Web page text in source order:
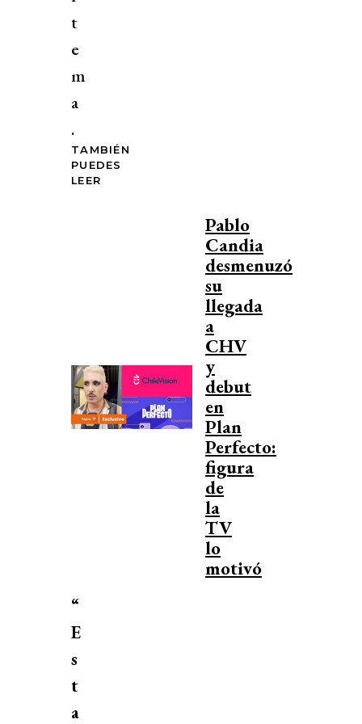
t
e
m
a
.
TAMBIÉN
PUEDES
LEER
Pablo
Candia
desmenuzó
su
llegada
a
CHV
y
debut
en
Plan
Perfecto:
figura
de
la
TV
lo
motivó
“
E
s
t
a